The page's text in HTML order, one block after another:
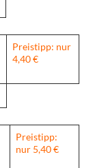
Preistipp: nur
4,40 €
Preistipp:
nur 5,40 €